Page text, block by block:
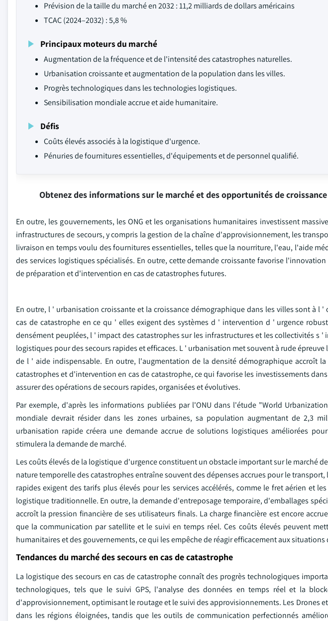
Prévision de la taille du marché en 2032 : 11,2 milliards de dollars américains
TCAC (2024–2032) : 5,8 %
Principaux moteurs du marché
Augmentation de la fréquence et de l'intensité des catastrophes naturelles.
Urbanisation croissante et augmentation de la population dans les villes.
Progrès technologiques dans les technologies logistiques.
Sensibilisation mondiale accrue et aide humanitaire.
Défis
Coûts élevés associés à la logistique d'urgence.
Pénuries de fournitures essentielles, d'équipements et de personnel qualifié.
Obtenez des informations sur le marché et des opportunités de croissance
En outre, les gouvernements, les ONG et les organisations humanitaires investissent
infrastructures de secours, y compris la gestion de la chaîne d'approvisionnement, les
livraison en temps voulu des fournitures essentielles, telles que la nourriture, l'eau, l'aide
des services logistiques spécialisés. En outre, cette demande croissante favorise
de préparation et d'intervention en cas de catastrophes futures.
En outre, l ' urbanisation croissante et la croissance démographique dans les villes sont à l
cas de catastrophe en ce qu ' elles exigent des systèmes d ' intervention d ' urgence
densément peuplées, l ' impact des catastrophes sur les infrastructures et les collectivités s
logistiques pour des secours rapides et efficaces. L ' urbanisation met souvent à rude
de l ' aide indispensable. En outre, l'augmentation de la densité démographique accroît
catastrophes et d'intervention en cas de catastrophe, ce qui favorise les investissements
assurer des opérations de secours rapides, organisées et évolutives.
Par exemple, d'après les informations publiées par l'ONU dans l'étude "World
mondiale devrait résider dans les zones urbaines, sa population augmentant de 2,3
urbanisation rapide créera une demande accrue de solutions logistiques améliorées
stimulera la demande de marché.
Les coûts élevés de la logistique d'urgence constituent un obstacle important sur le marché
nature temporelle des catastrophes entraîne souvent des dépenses accrues pour le
rapides exigent des tarifs plus élevés pour les services accélérés, comme le fret aérien et
logistique traditionnelle. En outre, la demande d'entreposage temporaire, d'emballages
accroît la pression financière de ses utilisateurs finals. La charge financière est encore
que la communication par satellite et le suivi en temps réel. Ces coûts élevés peuvent
humanitaires et des gouvernements, ce qui les empêche de réagir efficacement aux situations
Tendances du marché des secours en cas de catastrophe
La logistique des secours en cas de catastrophe connaît des progrès technologiques
technologiques, tels que le suivi GPS, l'analyse des données en temps réel et la
d'approvisionnement, optimisant le routage et le suivi des approvisionnements. Les Drones
dans les régions éloignées, tandis que les outils de communication perfectionnés